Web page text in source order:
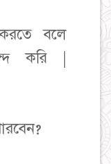
বলে
করি |